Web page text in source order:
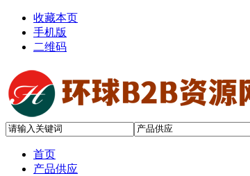
收藏本页
手机版
二维码
首页
产品供应